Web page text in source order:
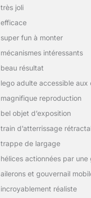
très joli
efficace
super fun à monter
mécanismes intéressants
beau résultat
lego adulte accessible aux
magnifique reproduction
bel objet d’exposition
train d’atterrissage
trappe de largage
hélices actionnées par
ailerons et gouvernail
incroyablement réaliste